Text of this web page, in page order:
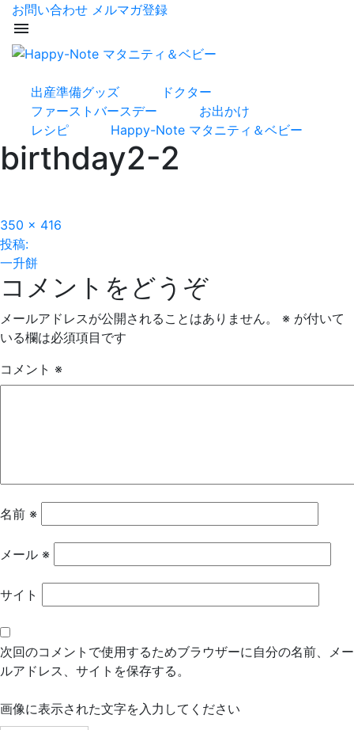
お問い合わせ メルマガ登録
menu
出産準備グッズ
ドクター
ファーストバースデー
お出かけ
レシピ
Happy-Note マタニティ＆ベビー
birthday2-2
フ
ル
サ
イ
ズ
350 × 416
投
稿
ナ
ビ
ゲ
ン
投稿:
一升餅
コメントをどうぞ
メールアドレスが公開されることはありません。 ※ が付いて
いる欄は必須項目です
コメント ※
名前 ※
メール ※
サイト
次回のコメントで使用するためブラウザーに自分の名前、メー
ルアドレス、サイトを保存する。
画像に表示された文字を入力してください